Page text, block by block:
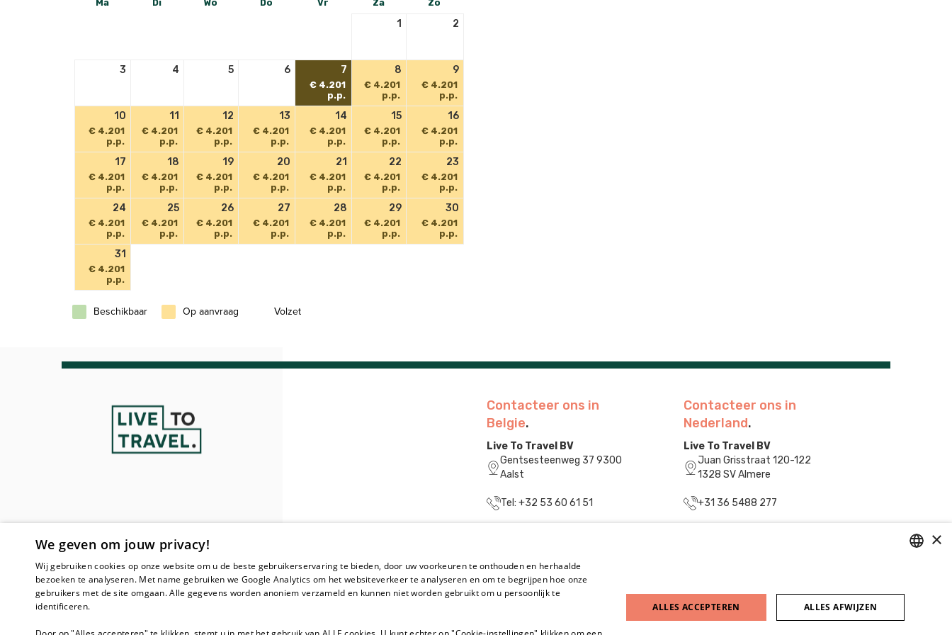
Ma Di Wo Do Vr Za Zo
1 2
3 4 5 6 7
€ 4.201
p.p.
8
€ 4.201
p.p.
9
€ 4.201
p.p.
10
€ 4.201
p.p.
11
€ 4.201
p.p.
12
€ 4.201
p.p.
13
€ 4.201
p.p.
14
€ 4.201
p.p.
15
€ 4.201
p.p.
16
€ 4.201
p.p.
17
€ 4.201
p.p.
18
€ 4.201
p.p.
19
€ 4.201
p.p.
20
€ 4.201
p.p.
21
€ 4.201
p.p.
22
€ 4.201
p.p.
23
€ 4.201
p.p.
24
€ 4.201
p.p.
25
€ 4.201
p.p.
26
€ 4.201
p.p.
27
€ 4.201
p.p.
28
€ 4.201
p.p.
29
€ 4.201
p.p.
30
€ 4.201
p.p.
31
€ 4.201
p.p.
Beschikbaar Op aanvraag Volzet
Contacteer ons in
Belgie.
Live To Travel BV
Gentsesteenweg 37 9300
Aalst
Tel: +32 53 60 61 51
K.v.K. 32160473
Contacteer ons in
Nederland.
Live To Travel BV
Juan Grisstraat 120-122
1328 SV Almere
+31 36 5488 277
×
We geven om jouw privacy!
Wij gebruiken cookies op onze website om u de beste gebruikerservaring te bieden, door uw voorkeuren te onthouden en herhaalde
bezoeken te analyseren. Met name gebruiken we Google Analytics om het websiteverkeer te analyseren en om te begrijpen hoe onze
gebruikers met de site omgaan. Alle gegevens worden anoniem verzameld en kunnen niet worden gebruikt om u persoonlijk te
identificeren.
ALLES ACCEPTEREN ALLES AFWIJZEN